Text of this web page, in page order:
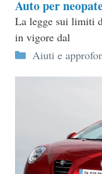
Auto per
La legge sui limiti
in vigore dal
Categorie
Aiuti e